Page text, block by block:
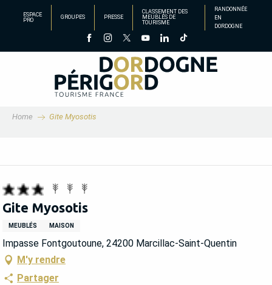
principal
ESPACE
PRO
GROUPES PRESSE
CLASSEMENT DES
MEUBLÉS DE
TOURISME
RANDONNÉE
EN
DORDOGNE
Home Gite Myosotis
Gite Myosotis
MEUBLÉS MAISON
Impasse Fontgoutoune, 24200 Marcillac-Saint-Quentin
M'y rendre
Partager